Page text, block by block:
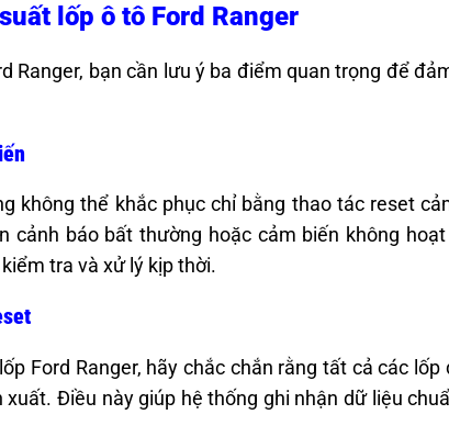
lốp ô tô Ford Ranger
Ranger, bạn cần lưu ý ba điểm quan trọng để
không thể khắc phục chỉ bằng thao tác reset
cảnh báo bất thường hoặc cảm biến không
tra và xử lý kịp thời.
Ford Ranger, hãy chắc chắn rằng tất cả các
Điều này giúp hệ thống ghi nhận dữ liệu